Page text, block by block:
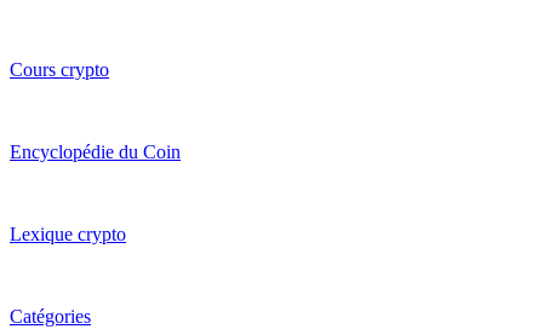
Cours crypto
Encyclopédie du Coin
Lexique crypto
Catégories